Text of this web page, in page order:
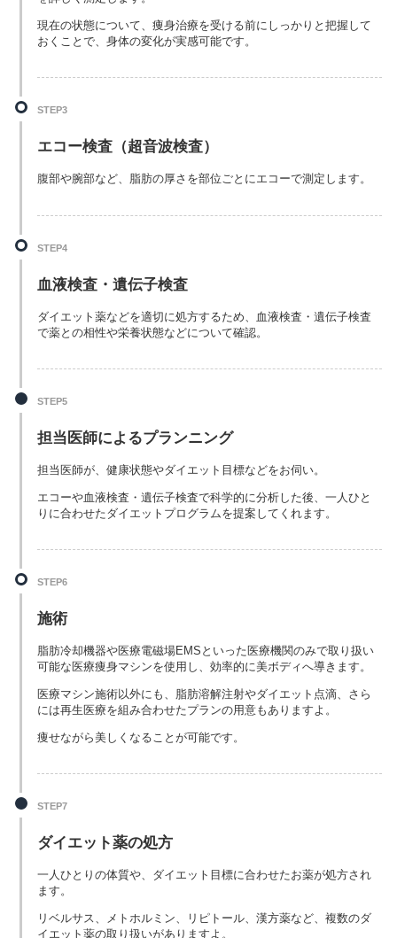
現在の状態について、痩身治療を受ける前にしっかりと把握して
おくことで、身体の変化が実感可能です。
STEP3
エコー検査（超音波検査）
腹部や腕部など、脂肪の厚さを部位ごとにエコーで測定します。
STEP4
血液検査・遺伝子検査
ダイエット薬などを適切に処方するため、血液検査・遺伝子検査
で薬との相性や栄養状態などについて確認。
STEP5
担当医師によるプランニング
担当医師が、健康状態やダイエット目標などをお伺い。
エコーや血液検査・遺伝子検査で科学的に分析した後、一人ひと
りに合わせたダイエットプログラムを提案してくれます。
STEP6
施術
脂肪冷却機器や医療電磁場EMSといった医療機関のみで取り扱い
可能な医療痩身マシンを使用し、効率的に美ボディへ導きます。
医療マシン施術以外にも、脂肪溶解注射やダイエット点滴、さら
には再生医療を組み合わせたプランの用意もありますよ。
痩せながら美しくなることが可能です。
STEP7
ダイエット薬の処方
一人ひとりの体質や、ダイエット目標に合わせたお薬が処方され
ます。
リベルサス、メトホルミン、リピトール、漢方薬など、複数のダ
イエット薬の取り扱いがありますよ。